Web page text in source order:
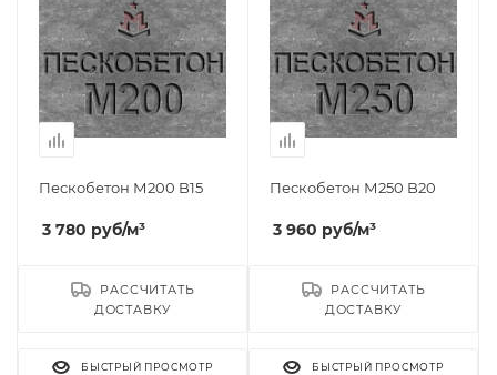
Пескобетон М200 B15
3 780 руб/м³
РАССЧИТАТЬ
ДОСТАВКУ
БЫСТРЫЙ ПРОСМОТР
Пескобетон М250 B20
3 960 руб/м³
РАССЧИТАТЬ
ДОСТАВКУ
БЫСТРЫЙ ПРОСМОТР